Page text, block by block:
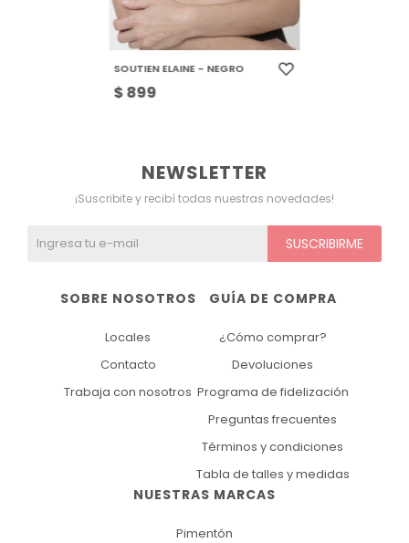
SOUTIEN ELAINE - NEGRO
$899
NUESTRAS MARCAS
Pimentón
GUÍA DE COMPRA
¿Cómo comprar?
Devoluciones
Programa de fidelización
Preguntas frecuentes
Términos y condiciones
Tabla de talles y medidas
SOBRE NOSOTROS
Locales
Contacto
Trabaja con nosotros
NEWSLETTER
¡Suscribite y recibí todas nuestras novedades!
SUSCRIBIRME